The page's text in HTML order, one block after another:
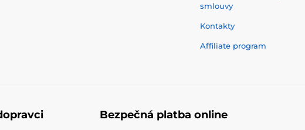
smlouvy
Kontakty
Affiliate program
Bezpečná platba online